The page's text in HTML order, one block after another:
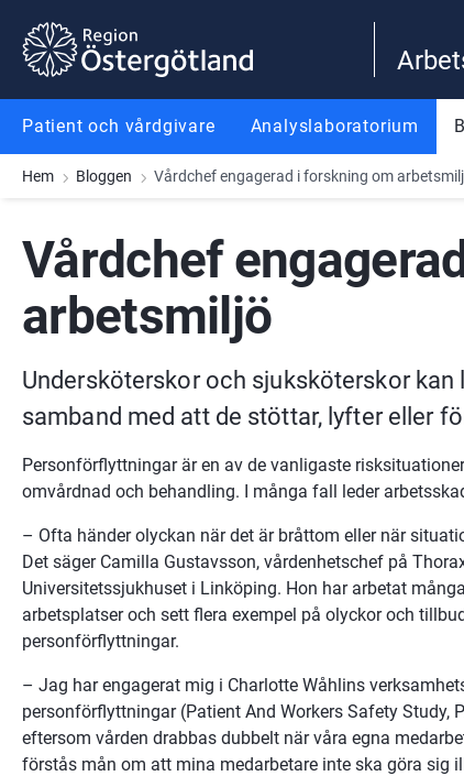
Gå till innehåll
Gå till meny
Gå till sidfot
Patient och vårdgivare Analyslaboratorium
Hem Bloggen Vårdchef engagerad i forskning om
Vårdchef
arbetsmiljö
Undersköterskor och sjuksköterskor
samband med att de stöttar, lyfter eller
Personförflyttningar är en av de vanligaste
omvårdnad och behandling. I många fall leder
– Ofta händer olyckan när det är bråttom eller när
Det säger Camilla Gustavsson, vårdenhetschef på
Universitetssjukhuset i Linköping. Hon har arbetat
arbetsplatser och sett flera exempel på olyckor och
personförflyttningar.
– Jag har engagerat mig i Charlotte Wåhlins
personförflyttningar (Patient And Workers Safety Study,
eftersom vården drabbas dubbelt när våra egna
förstås mån om att mina medarbetare inte ska göra sig